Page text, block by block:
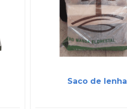
Saco de lenha